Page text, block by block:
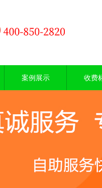
案例展示 收费